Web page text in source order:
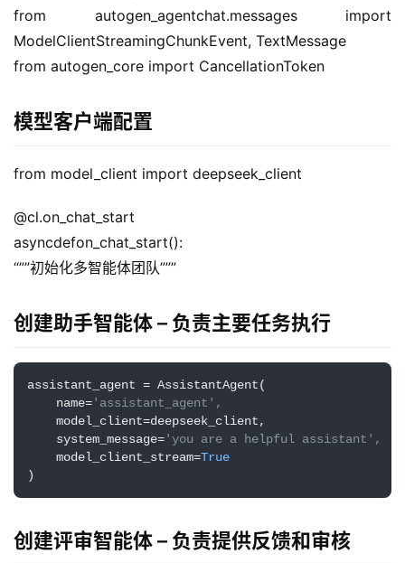
A
运
录
from autogen_agentchat.messages import
ModelClientStreamingChunkEvent, TextMessage
from autogen_core import CancellationToken
模型客户端配置
from model_client import deepseek_client
@cl.on_chat_start
asyncdefon_chat_start():
“””初始化多智能体团队”””
创建助手智能体 – 负责主要任务执行
assistant_agent = AssistantAgent(
    name=
'assistant_agent',
    model_client=deepseek_client,
    system_message=
'you are a helpful assistant',
    model_client_stream=
True
)
创建评审智能体 – 负责提供反馈和审核